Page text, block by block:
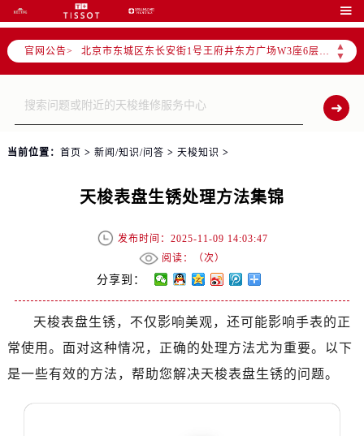

官网公告>
▲
▼
北京市朝阳区建国门外大街甲6号华熙国际中心D座11层1102室售后服务中心（需提前预约）
北京市东城区东长安街1号王府井东方广场W3座6层602室售后服务中心（需提前预约）
节假日正常营业！
当前位置： 首页 > 新闻/知识/问答 > 天梭知识 >
天梭表盘生锈处理方法集锦
发布时间：2025-11-09 14:03:47
阅读：（次）
分享到：
天梭表盘生锈，不仅影响美观，还可能影响手表的正
常使用。面对这种情况，正确的处理方法尤为重要。以下
是一些有效的方法，帮助您解决天梭表盘生锈的问题。